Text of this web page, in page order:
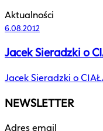
Aktualności
6.08.2012
Jacek Sieradzki o
Jacek Sieradzki o
NEWSLETTER
Adres email